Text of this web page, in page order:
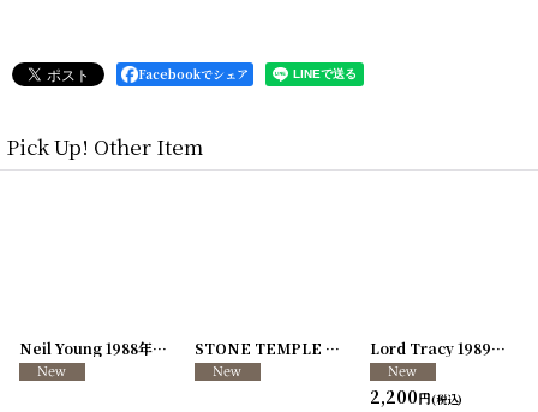
Facebookでシェア
Pick Up! Other Item
[250726-04] [250726-31
Neil Young 1988年 This Note's For You Tour 250117-70]
STONE TEMPLE PILOTS 1996-1997年 TOUR96/97 Lord Tracy 1989年 Deaf Gods of Babylon Tour
2,200円(税込)